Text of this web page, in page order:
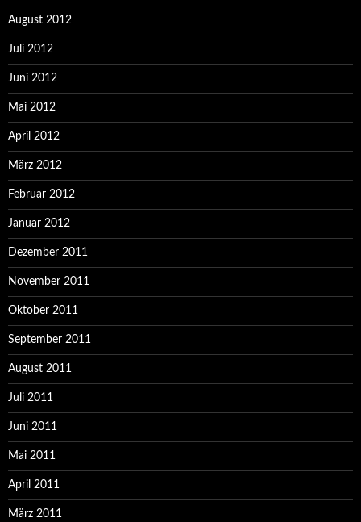
August 2012
Juli 2012
Juni 2012
Mai 2012
April 2012
März 2012
Februar 2012
Januar 2012
Dezember 2011
November 2011
Oktober 2011
September 2011
August 2011
Juli 2011
Juni 2011
Mai 2011
April 2011
März 2011